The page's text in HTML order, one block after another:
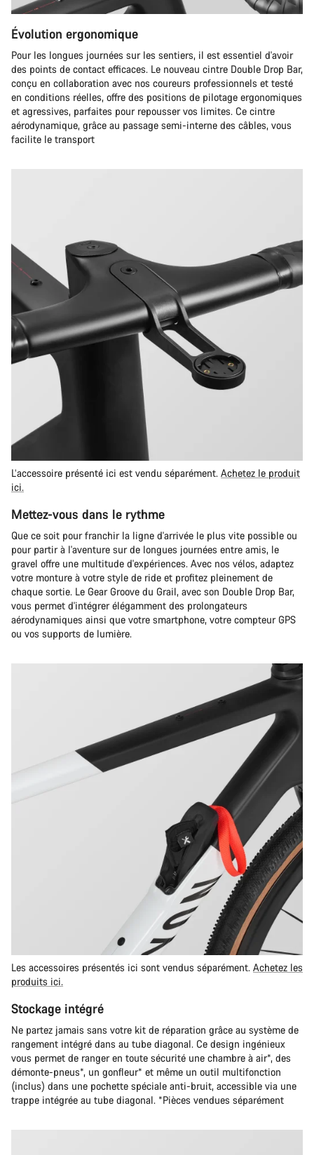
Évolution ergonomique
Pour les longues journées sur les sentiers, il est essentiel d'avoir
des points de contact efficaces. Le nouveau cintre Double Drop Bar,
conçu en collaboration avec nos coureurs professionnels et testé
en conditions réelles, offre des positions de pilotage ergonomiques
et agressives, parfaites pour repousser vos limites. Ce cintre
aérodynamique, grâce au passage semi-interne des câbles, vous
facilite le transport
L’accessoire présenté ici est vendu séparément. Achetez le produit
ici.
Mettez-vous dans le rythme
Que ce soit pour franchir la ligne d'arrivée le plus vite possible ou
pour partir à l'aventure sur de longues journées entre amis, le
gravel offre une multitude d'expériences. Avec nos vélos, adaptez
votre monture à votre style de ride et profitez pleinement de
chaque sortie. Le Gear Groove du Grail, avec son Double Drop Bar,
vous permet d'intégrer élégamment des prolongateurs
aérodynamiques ainsi que votre smartphone, votre compteur GPS
ou vos supports de lumière.
Les accessoires présentés ici sont vendus séparément. Achetez les
produits ici.
Stockage intégré
Ne partez jamais sans votre kit de réparation grâce au système de
rangement intégré dans au tube diagonal. Ce design ingénieux
vous permet de ranger en toute sécurité une chambre à air*, des
démonte-pneus*, un gonfleur* et même un outil multifonction
(inclus) dans une pochette spéciale anti-bruit, accessible via une
trappe intégrée au tube diagonal. *Pièces vendues séparément